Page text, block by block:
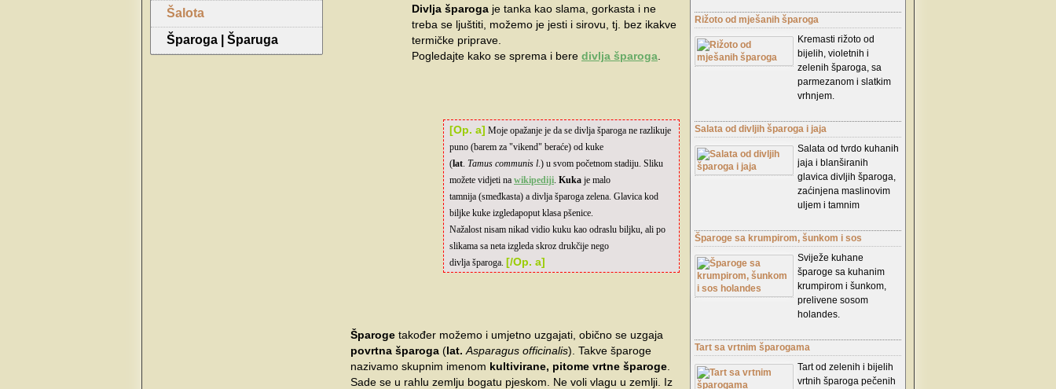
Šalota
Šparoga | Šparuga
Rižoto od mješanih šparoga
Kremasti rižoto od
bijelih, violetnih i
zelenih šparoga, sa
parmezanom i slatkim
vrhnjem.
Salata od divljih šparoga i jaja
Salata od tvrdo kuhanih
jaja i blanširanih
glavica divljih šparoga,
zaćinjena maslinovim
uljem i tamnim
Šparoge sa krumpirom, šunkom i sos
Sviježe kuhane
šparoge sa kuhanim
krumpirom i šunkom,
prelivene sosom
holandes.
Tart sa vrtnim šparogama
Tart od zelenih i bijelih
vrtnih šparoga pečenih
Divlja šparoga je tanka kao slama, gorkasta i ne
treba se ljuštiti, možemo je jesti i sirovu, tj. bez ikakve
termičke priprave.
Pogledajte kako se sprema i bere divlja šparoga
[Op. a] Moje opažanje je da se divlja šparoga ne razlikuje
puno (barem za "vikend" beraće) od kuke
(lat. Tamus communis l.) u svom početnom stadiju. Sliku
možete vidjeti na wikipediji. Kuka je malo
tamnija (smeđkasta) a divlja šparoga zelena. Glavica kod
biljke kuke izgledapoput klasa pšenice.
Nažalost nisam nikad vidio kuku kao odraslu biljku, ali po
slikama sa neta izgleda skroz drukčije nego
divlja šparoga. [/Op. a]
Šparoge također možemo i umjetno uzgajati, obično se uzgaja
povrtna šparoga (lat. Asparagus officinalis). Takve šparoge
nazivamo skupnim imenom kultivirane, pitome vrtne šparoge
Sade se u rahlu zemlju bogatu pjeskom. Ne voli vlagu u zemlji. Iz